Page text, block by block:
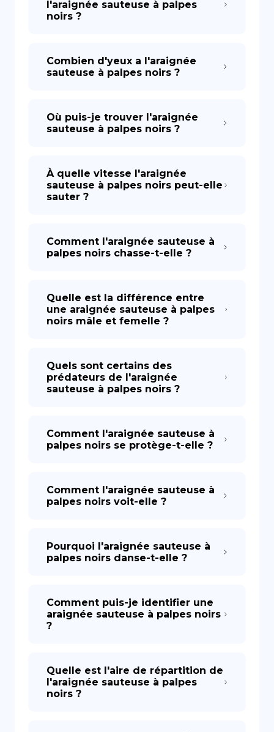
l'araignée sauteuse à palpes
noirs ?
Combien d'yeux a l'araignée
sauteuse à palpes noirs ?
Où puis-je trouver l'araignée
sauteuse à palpes noirs ?
À quelle vitesse l'araignée
sauteuse à palpes noirs peut-elle
sauter ?
Comment l'araignée sauteuse à
palpes noirs chasse-t-elle ?
Quelle est la différence entre
une araignée sauteuse à palpes
noirs mâle et femelle ?
Quels sont certains des
prédateurs de l'araignée
sauteuse à palpes noirs ?
Comment l'araignée sauteuse à
palpes noirs se protège-t-elle ?
Comment l'araignée sauteuse à
palpes noirs voit-elle ?
Pourquoi l'araignée sauteuse à
palpes noirs danse-t-elle ?
Comment puis-je identifier une
araignée sauteuse à palpes noirs
?
Quelle est l'aire de répartition de
l'araignée sauteuse à palpes
noirs ?